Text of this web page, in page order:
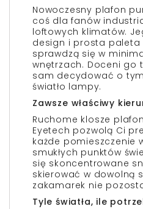
Nowoczesny plafon
coś dla fanów
loftowych klimatów.
design i prosta paleta
sprawdzą się w
wnętrzach. Doceni go
sam decydować o
światło lampy.
Zawsze właściwy
Ruchome klosze
Eyetech pozwolą Ci
każde pomieszczenie
smukłych punktów
się skoncentrowane
skierować w dowolną
zakamarek nie
Tyle światła, ile